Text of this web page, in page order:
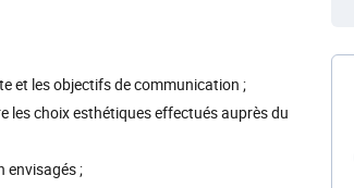
et les objectifs de communication ;
les choix esthétiques effectués auprès du
envisagés ;